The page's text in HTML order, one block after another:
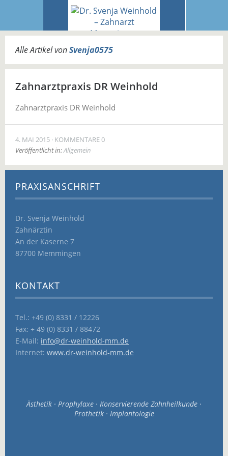
Alle Artikel vonSvenja0575
Zahnarztpraxis DR Weinhold
Zahnarztpraxis DR Weinhold
4. MAI 2015 KOMMENTARE 0
Veröffentlicht in:Allgemein
PRAXISANSCHRIFT
Dr. Svenja Weinhold
Zahnärztin
An der Kaserne 7
87700 Memmingen
KONTAKT
Tel.: +49 (0) 8331 / 12226
Fax: + 49 (0) 8331 / 88472
E-Mail: info@dr-weinhold-mm.de
Internet: www.dr-weinhold-mm.de
Ästhetik · Prophylaxe · Konservierende Zahnheilkunde ·
Prothetik · Implantologie